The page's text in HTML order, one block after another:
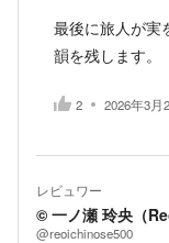
最後に旅人が実
韻を残します。
2 2026年3月
レビュワー
© 一ノ瀬 玲央（
@reoichinose500